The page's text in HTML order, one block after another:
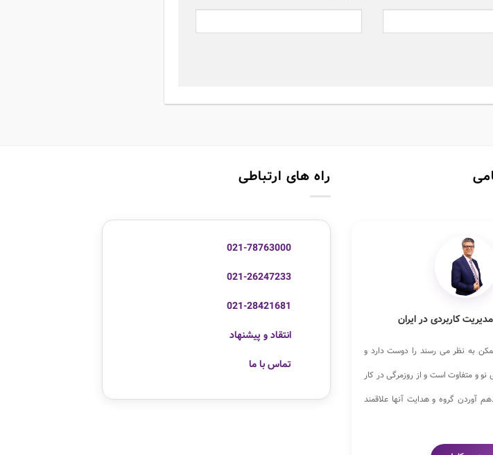
کاربردی در ایران
به نظر می رسند را دوست دارد و
نو و متفاوت است و از روزمرگی در کار
آوردن گروه و هدایت آنها علاقمند
راه های ارتباطی
021-78763000
021-26247233
021-28421681
انتقاد و پیشنهاد
تماس با ما